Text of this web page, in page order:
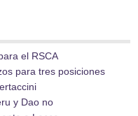
el RSCA
para tres posiciones
y Dao no